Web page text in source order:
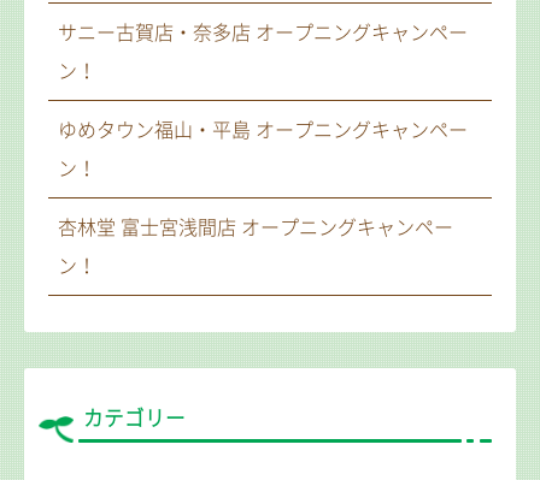
サニー古賀店・奈多店 オープニングキャンペー
ン！
ゆめタウン福山・平島 オープニングキャンペー
ン！
杏林堂 富士宮浅間店 オープニングキャンペー
ン！
カテゴリー